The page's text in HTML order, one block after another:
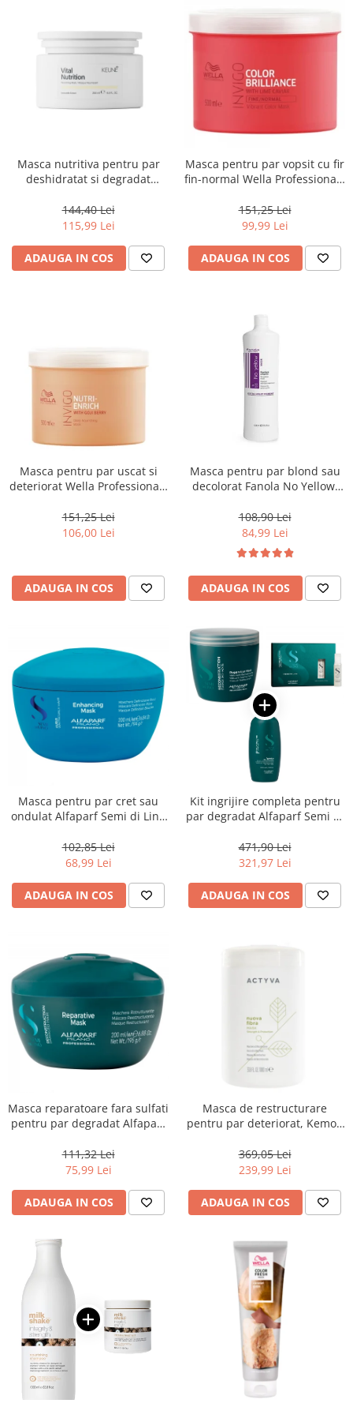
Masca nutritiva pentru par
deshidratat si degradat
Mask, 250 ml
144,40 Lei
115,99 Lei
ADAUGA IN COS
Masca pentru par vopsit cu fir
fin-normal Wella Professionals
151,25 Lei
99,99 Lei
ADAUGA IN COS
Masca pentru par uscat si
deteriorat Wella Professionals
151,25 Lei
106,00 Lei
ADAUGA IN COS
Masca pentru par blond sau
decolorat Fanola No Yellow,
108,90 Lei
84,99 Lei
ADAUGA IN COS
Masca pentru par cret sau
ondulat Alfaparf Semi di Lino
102,85 Lei
68,99 Lei
ADAUGA IN COS
Kit ingrijire completa pentru
par degradat Alfaparf Semi di
Reparative, Salon Size
471,90 Lei
321,97 Lei
ADAUGA IN COS
Masca reparatoare fara sulfati
pentru par degradat Alfaparf
Reconstruction, 200 ml
111,32 Lei
75,99 Lei
ADAUGA IN COS
Masca de restructurare
pentru par deteriorat, Kemon
369,05 Lei
239,99 Lei
ADAUGA IN COS